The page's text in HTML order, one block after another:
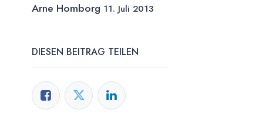
Arne Homborg 11. Juli 2013
DIESEN BEITRAG TEILEN